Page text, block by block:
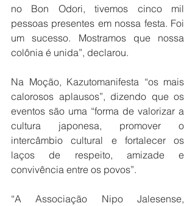
no Bon Odori, tivemos cinco mil
pessoas presentes em nossa festa. Foi
um sucesso. Mostramos que nossa
colônia é unida”, declarou.
Na Moção, Kazutomanifesta “os mais
calorosos aplausos”, dizendo que os
eventos são uma “forma de valorizar a
cultura japonesa, promover o
intercâmbio cultural e fortalecer os
laços de respeito, amizade e
convivência entre os povos”.
“A Associação Nipo Jalesense,